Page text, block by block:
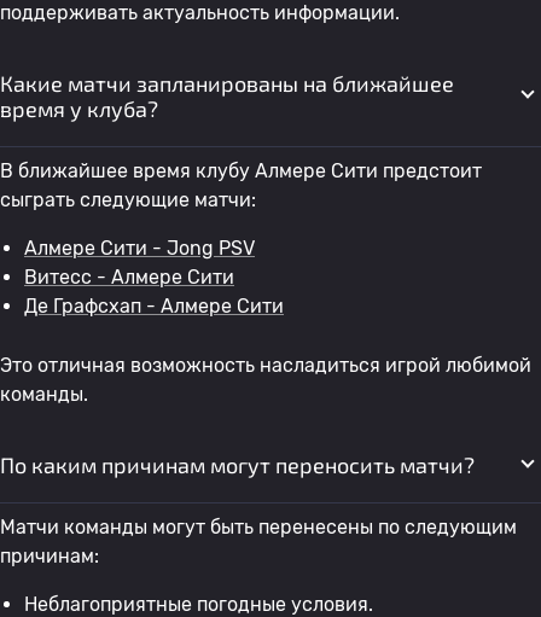
поддерживать актуальность информации.
Какие матчи запланированы на ближайшее
время у клуба?
В ближайшее время клубу Алмере Сити предстоит
сыграть следующие матчи:
Алмере Сити - Jong PSV
Витесс - Алмере Сити
Де Графсхап - Алмере Сити
Это отличная возможность насладиться игрой любимой
команды.
По каким причинам могут переносить матчи?
Матчи команды могут быть перенесены по следующим
причинам:
Неблагоприятные погодные условия.